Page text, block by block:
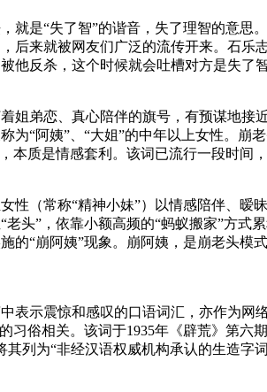
就是“失了智”的谐音，失了理智的意
后来就被网友们广泛的流传开来。石
他反杀，这个时候就会吐槽对方是失了
姐弟恋、真心陪伴的旗号，有预谋地
为“阿姨”、“大姐”的中年以上女性。
本质是情感套利。该词已流行一段时
性（常称“精神小妹”）以情感陪伴、
头”，依靠小额高频的“蚂蚁搬家”方
的“崩阿姨”现象。崩阿姨，是崩老头
表示震惊和感叹的口语词汇，亦作为网
习俗相关。该词于1935年《辟荒》第
列为“非经汉语权威机构承认的生造